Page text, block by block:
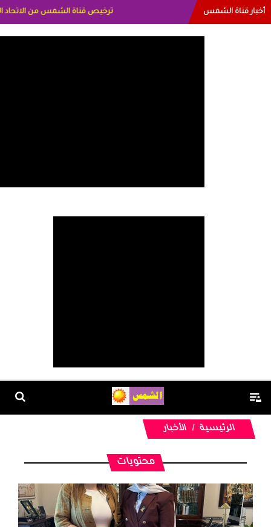
أخبار قناة الشمس
الرئيسية الأخبار
محتويات